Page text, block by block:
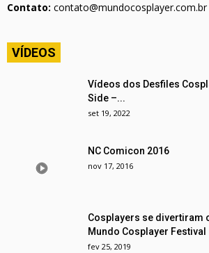
Contato: contato@mundocosplayer.com.br
VÍDEOS
Vídeos dos Desfiles
Side –...
set 19, 2022
NC Comicon 2016
nov 17, 2016
Cosplayers se divertiram
Mundo Cosplayer Festival
fev 25, 2019